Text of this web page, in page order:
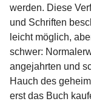
werden. Diese
und Schriften
leicht möglich,
schwer:
angejahrten und
Hauch des
erst das Buch